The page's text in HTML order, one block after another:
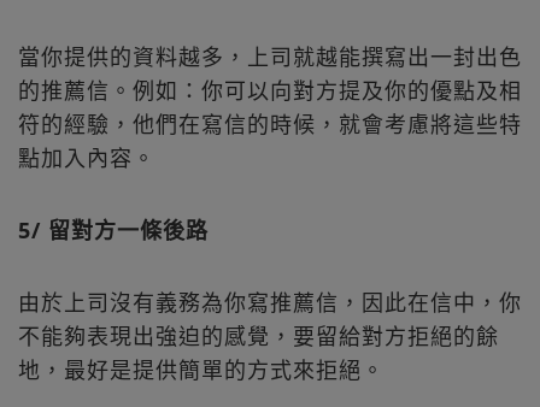
當你提供的資料越多，上司就越能撰寫出一封出色
的推薦信。例如：你可以向對方提及你的優點及相
符的經驗，他們在寫信的時候，就會考慮將這些特
點加入內容。
5/ 留對方一條後路
由於上司沒有義務為你寫推薦信，因此在信中，你
不能夠表現出強迫的感覺，要留給對方拒絕的餘
地，最好是提供簡單的方式來拒絕。